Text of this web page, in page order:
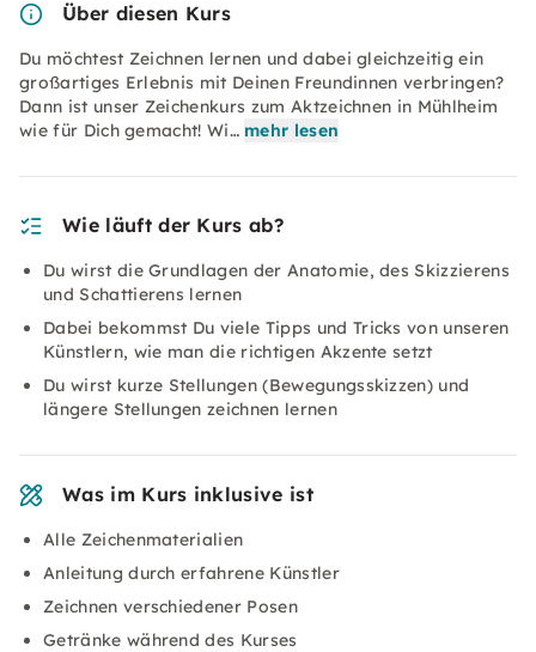
Über diesen Kurs
Du möchtest Zeichnen lernen und dabei gleichzeitig ein
großartiges Erlebnis mit Deinen Freundinnen verbringen?
Dann ist unser Zeichenkurs zum Aktzeichnen in Mühlheim
wie für Dich gemacht! Wi… mehr lesen
Wie läuft der Kurs ab?
Du wirst die Grundlagen der Anatomie, des Skizzierens
und Schattierens lernen
Dabei bekommst Du viele Tipps und Tricks von unseren
Künstlern, wie man die richtigen Akzente setzt
Du wirst kurze Stellungen (Bewegungsskizzen) und
längere Stellungen zeichnen lernen
Was im Kurs inklusive ist
Alle Zeichenmaterialien
Anleitung durch erfahrene Künstler
Zeichnen verschiedener Posen
Getränke während des Kurses